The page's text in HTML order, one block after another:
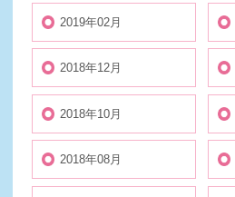
2019年02月
2018年12月
2018年10月
2018年08月